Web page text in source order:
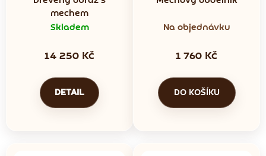
mechem
Skladem
14 250 Kč
DETAIL
Na objednávku
1 760 Kč
DO KOŠÍKU